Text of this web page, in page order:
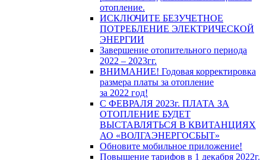
отопление.
ИСКЛЮЧИТЕ БЕЗУЧЕТНОЕ
ПОТРЕБЛЕНИЕ ЭЛЕКТРИЧЕСКОЙ
ЭНЕРГИИ
Завершение отопительного периода
2022 – 2023гг.
ВНИМАНИЕ! Годовая корректировка
размера платы за отопление
за 2022 год!
С ФЕВРАЛЯ 2023г. ПЛАТА ЗА
ОТОПЛЕНИЕ БУДЕТ
ВЫСТАВЛЯТЬСЯ В КВИТАНЦИЯХ
АО «ВОЛГАЭНЕРГОСБЫТ»
Обновите мобильное приложение!
Повышение тарифов в 1 декабря 2022г.